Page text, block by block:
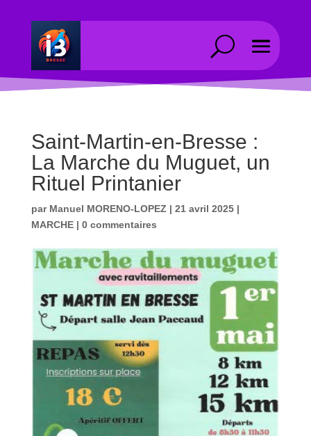
Saint-Martin-en-Bresse :
La Marche du Muguet, un
Rituel Printanier
par Manuel MORENO-LOPEZ | 21 avril 2025|
MARCHE| 0 commentaires